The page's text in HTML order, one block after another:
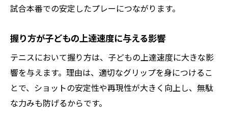
試合本番での安定したプレーにつながります。
握り方が子どもの上達速度に与える影響
テニスにおいて握り方は、子どもの上達速度に大きな影
響を与えます。理由は、適切なグリップを身につけるこ
とで、ショットの安定性や再現性が大きく向上し、無駄
な力みも防げるからです。